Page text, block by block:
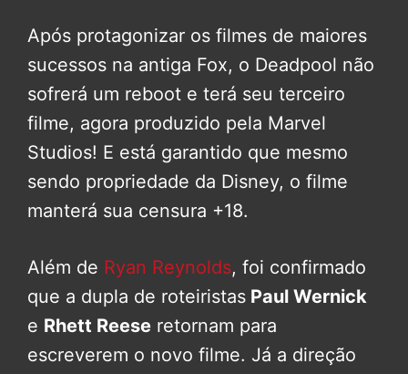
Após protagonizar os filmes de maiores
sucessos na antiga Fox, o Deadpool não
sofrerá um reboot e terá seu terceiro
filme, agora produzido pela Marvel
Studios! E está garantido que mesmo
sendo propriedade da Disney, o filme
manterá sua censura +18.
Além de Ryan Reynolds, foi confirmado
que a dupla de roteiristas Paul Wernick
e Rhett Reese retornam para
escreverem o novo filme. Já a direção